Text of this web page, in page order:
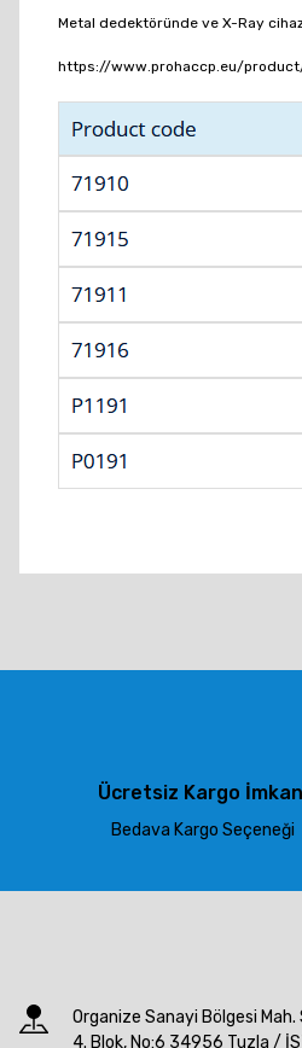
Metal dedektöründe ve X-Ray
https://www.prohaccp.eu/
Ürün resmi kalitesiz, bozuk
Bu ürüne benzer farklı
Ücretsiz Kargo
Bedava Kargo Seçeneği
Organize Sanayi Bölgesi Mah.
4. Blok, No:6 34956 Tuzla /